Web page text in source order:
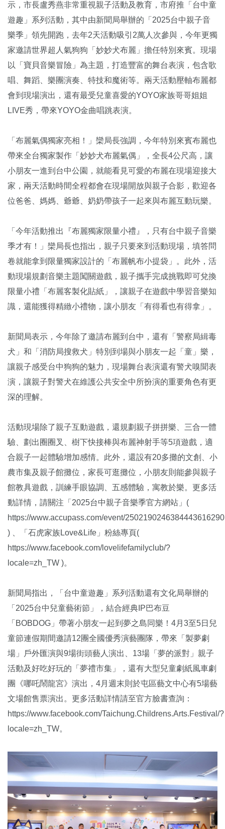
示，市長盧秀燕非常重視親子活動及教育，市府推「台中童
遊趣」系列活動，其中由新聞局舉辦的「2025台中親子音
樂季」領先開跑，去年2天活動吸引2萬人次參與，今年更獨
家邀請世界超人氣狗狗「妙妙犬布麗」擔任特別來賓。現場
以「寶貝音樂冒險」為主題，打造豐富的舞台表演，包含歌
唱、舞蹈、樂團演奏、特技和魔術等。兩天活動壓軸布麗都
會到現場演出，還有最受兒童喜愛的YOYO家族哥哥姐姐
LIVE秀，帶來YOYO金曲唱跳表演。
「布麗氣偶獨家亮相！」欒局長強調，今年特別來賓布麗也
帶來全台獨家製作「妙妙犬布麗氣偶」，全長4公尺高，讓
小朋友一進到台中公園，就能看見可愛的布麗在現場迎接大
家，兩天活動時間全程都會在現場開放與親子合影，歡迎各
位爸爸、媽媽、爺爺、奶奶帶孩子一起來與布麗互動玩樂。
「今年活動推出『布麗獨家限量小禮』，只有台中親子音樂
季才有！」欒局長也指出，親子只要來到活動現場，填答問
卷就能拿到限量獨家設計的「布麗帆布小提袋」。此外，活
動現場規劃音樂主題闖關遊戲，親子攜手完成挑戰即可兌換
限量小禮「布麗客製化貼紙」，讓親子在遊戲中學習音樂知
識，還能獲得精緻小禮物，讓小朋友「有得看也有得拿」。
新聞局表示，今年除了邀請布麗到台中，還有「警察局緝毒
犬」和「消防局搜救犬」特別到場與小朋友一起「童」樂，
讓親子感受台中狗狗的魅力，現場舞台表演還有警犬嗅聞表
演，讓親子對警犬在維護公共安全中所扮演的重要角色有更
深的理解。
活動現場除了親子互動遊戲，還規劃親子拼拼樂、三合一體
驗、劃出圈圈叉、樹下快接棒與布麗神射手等5項遊戲，適
合親子一起體驗增加感情。此外，還設有20多攤的文創、小
農市集及親子館攤位，家長可逛攤位，小朋友則能參與親子
館教具遊戲，訓練手眼協調、五感體驗，寓教於樂。更多活
動詳情，請關注「2025台中親子音樂季官方網站」(
https://www.accupass.com/event/2502190246384443616290
) 、「石虎家族Love&Life」粉絲專頁(
https://www.facebook.com/lovelifefamilyclub/?
locale=zh_TW )。
新聞局指出，「台中童遊趣」系列活動還有文化局舉辦的
「2025台中兒童藝術節」，結合經典IP巴布豆
「BOBDOG」帶著小朋友一起到夢之島同樂！4月3至5日兒
童節連假期間邀請12團全國優秀演藝團隊，帶來「製夢劇
場」戶外匯演與9場街頭藝人演出、13場「夢的派對」親子
活動及好吃好玩的「夢禮市集」，還有大型兒童劇紙風車劇
團《哪吒鬧龍宮》演出，4月週末則於屯區藝文中心有5場藝
文場館售票演出。更多活動詳情請至官方臉書查詢：
https://www.facebook.com/Taichung.Childrens.Arts.Festival/?
locale=zh_TW。